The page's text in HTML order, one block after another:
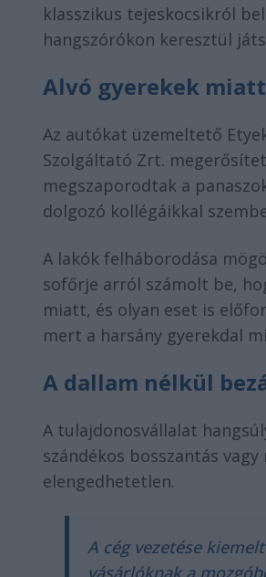
klasszikus tejeskocsikról
hangszórókon keresztül
Alvó gyerekek
Az autókat üzemeltető
Szolgáltató Zrt.
megszaporodtak a
dolgozó kollégáikkal
A lakók felháborodása
sofőrje arról számolt be,
miatt, és olyan eset is
mert a harsány gyerekdal
A dallam nélkül
A tulajdonosvállalat
szándékos bosszantás
elengedhetetlen.
A cég vezetése
vásárlóknak a